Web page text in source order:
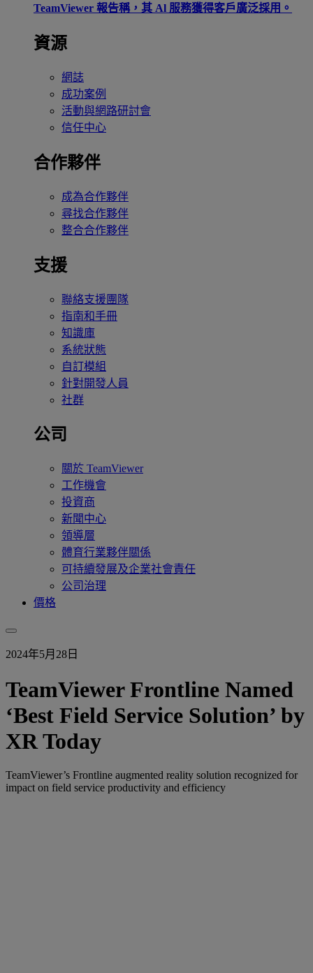
TeamViewer 報告稱，其 Al 服務獲得客戶廣泛採用。
資源
網誌
成功案例
活動與網路研討會
信任中心
合作夥伴
成為合作夥伴
尋找合作夥伴
整合合作夥伴
支援
聯絡支援團隊
指南和手冊
知識庫
系統狀態
自訂模組
針對開發人員
社群
公司
關於 TeamViewer
工作機會
投資商
新聞中心
領導層
體育行業夥伴關係
可持續發展及企業社會責任
公司治理
價格
2024年5月28日
TeamViewer Frontline Named
‘Best Field Service Solution’ by
XR Today
TeamViewer’s Frontline augmented reality solution recognized for
impact on field service productivity and efficiency